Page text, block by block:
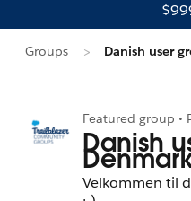
Groups Danish user
Featured group •
Danish
Velkommen til